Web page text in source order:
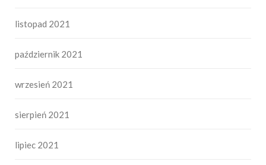
listopad 2021
październik 2021
wrzesień 2021
sierpień 2021
lipiec 2021